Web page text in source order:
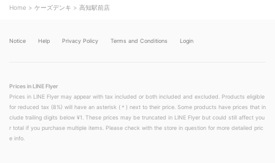
o
w
Home ケーズデンキ 高知駅前店
Notice Help Privacy Policy Terms and Conditions Login
Prices in LINE Flyer
Prices in LINE Flyer may appear with tax included or both included and excluded. Products eligible
for reduced tax (8%) will have an asterisk (＊) next to their price. Some products have prices that in
clude trailing digits below ¥1. These prices may be truncated in LINE Flyer but could still affect you
r total if you purchase multiple items. Please check with the store in question for more detailed pric
e info.